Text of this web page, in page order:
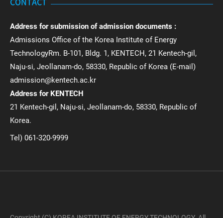
Address for submission of admission documents :
Admissions Office of the Korea Institute of Energy
TechnologyRm. B-101, Bldg. 1, KENTECH, 21 Kentech-gil,
Naju-si, Jeollanam-do, 58330, Republic of Korea (E-mail)
admission@kentech.ac.kr
Address for KENTECH
21 Kentech-gil, Naju-si, Jeollanam-do, 58330, Republic of
Korea.
Tel) 061-320-9999